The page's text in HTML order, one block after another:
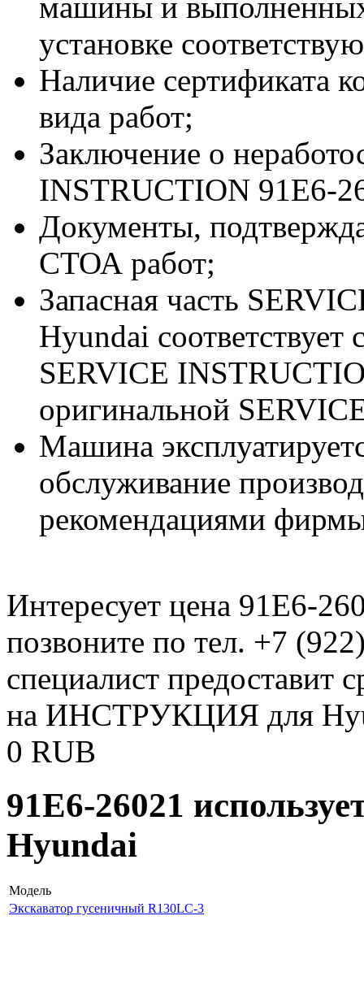
установке
Наличие сертификата
вида работ;
Заключение о
INSTRUCTION 91E6-
Документы,
СТОА работ;
Запасная часть
Hyundai
SERVICE
оригинальной
Машина
обслуживание
рекомендациями
Интересует цена 91E6-
позвоните по тел. +7
специалист предоставит
на ИНСТРУКЦИЯ для
0 RUB
91E6-26021
Hyundai
Модель
Экскаватор гусеничный R130LC-3